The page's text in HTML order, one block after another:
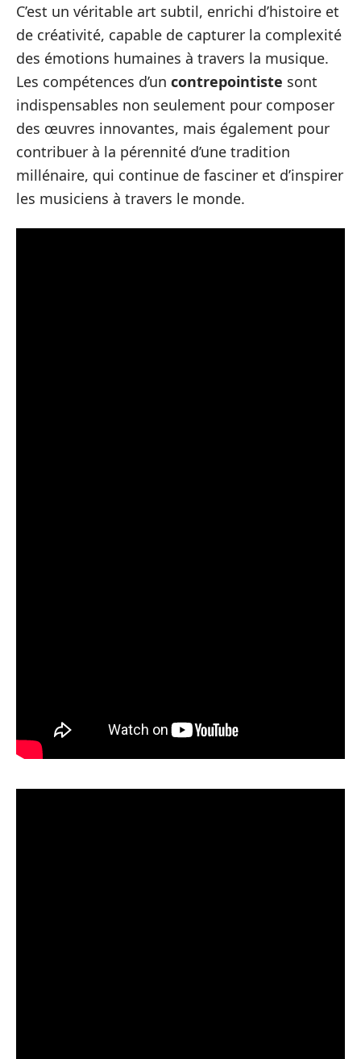
C’est un véritable art subtil, enrichi d’histoire et
de créativité, capable de capturer la complexité
des émotions humaines à travers la musique.
Les compétences d’un contrepointiste sont
indispensables non seulement pour composer
des œuvres innovantes, mais également pour
contribuer à la pérennité d’une tradition
millénaire, qui continue de fasciner et d’inspirer
les musiciens à travers le monde.